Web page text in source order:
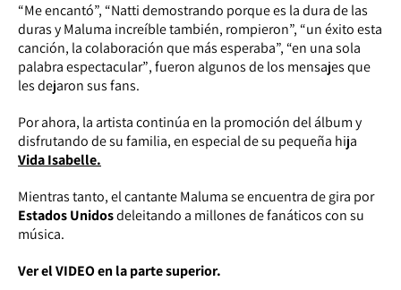
“Me encantó”, “Natti demostrando porque es la dura de las
duras y Maluma increíble también, rompieron”, “un éxito esta
canción, la colaboración que más esperaba”, “en una sola
palabra espectacular”, fueron algunos de los mensajes que
les dejaron sus fans.
Por ahora, la artista continúa en la promoción del álbum y
disfrutando de su familia, en especial de su pequeña hija
Vida Isabelle.
Mientras tanto, el cantante Maluma se encuentra de gira por
Estados Unidosdeleitando a millones de fanáticos con su
música.
Ver el VIDEO en la parte superior.